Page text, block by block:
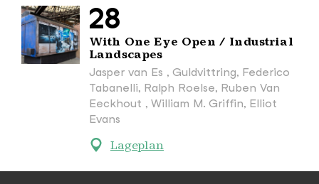
28
With One Eye Open / Industrial
Landscapes
Jasper van Es , Guldvittring, Federico
Tabanelli, Ralph Roelse, Ruben Van
Eeckhout , William M. Griffin, Elliot
Evans
Lageplan